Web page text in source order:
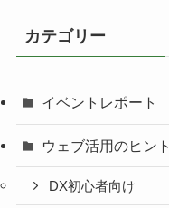
カテゴリー
イベントレポート
ウェブ活用のヒント
DX初心者向け